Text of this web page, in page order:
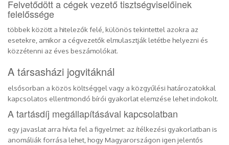
Felvetődött a cégek vezető tisztségviselőinek
felelőssége
többek között a hitelezők felé, különös tekintettel azokra az
esetekre, amikor a cégvezetők elmulasztják letétbe helyezni és
közzétenni az éves beszámolókat.
A társasházi jogvitáknál
elsősorban a közös költséggel vagy a közgyűlési határozatokkal
kapcsolatos ellentmondó bírói gyakorlat elemzése lehet indokolt.
A tartásdíj megállapításával kapcsolatban
egy javaslat arra hívta fel a figyelmet: az ítélkezési gyakorlatban is
anomáliák forrása lehet, hogy Magyarországon igen jelentős